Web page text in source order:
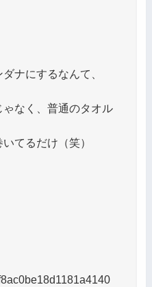
ナにするなんて、
なく、普通のタオル
てるだけ（笑）